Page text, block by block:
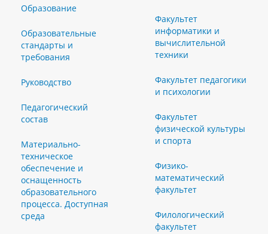
Образование
Образовательные
стандарты и
требования
Руководство
Педагогический
состав
Материально-
техническое
обеспечение и
оснащенность
образовательного
процесса. Доступная
среда
Факультет
информатики и
вычислительной
техники
Факультет педагогики
и психологии
Факультет
физической культуры
и спорта
Физико-
математический
факультет
Филологический
факультет